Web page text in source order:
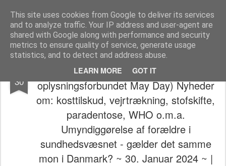
This site uses cookies from Google to deliver its services
and to analyze traffic. Your IP address and user-agent are
shared with Google along with performance and security
metrics to ensure quality of service, generate usage
statistics, and to detect and address abuse.
LEARN MORE GOT IT
The universe is eternal, infinite and vibrant, a conscious cosmos
Pages
30
🕬📰🌞 (Opdatering fra
oplysningsforbundet May Day) Nyheder
om: kosttilskud, vejrtrækning, stofskifte,
paradentose, WHO o.m.a.
Umyndiggørelse af forældre i
sundhedsvæsnet - gælder det samme
mon i Danmark? ~ 30. Januar 2024 ~ |